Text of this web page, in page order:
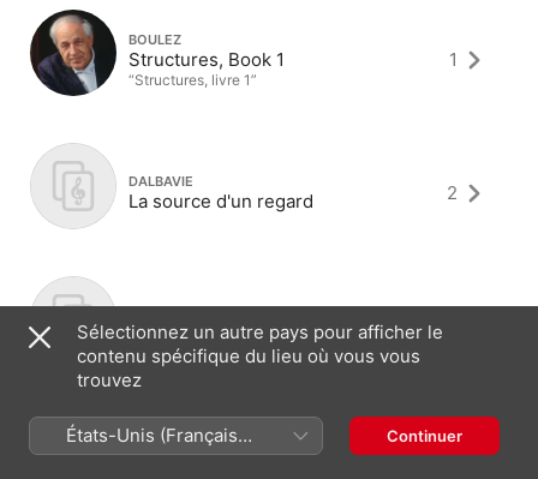
BOULEZ
Structures, Book 1
“Structures, livre 1”
1
DALBAVIE
La source d'un regard 2
Solo pour deux
MURAIL 2
Sélectionnez un autre pays pour afficher le
contenu spécifique du lieu où vous vous
trouvez
États-Unis (Français
France)
Continuer